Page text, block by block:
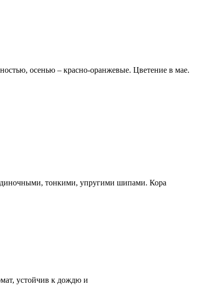
осенью – красно-оранжевые. Цветение в мае.
тонкими, упругими шипами. Кора
устойчив к дождю и